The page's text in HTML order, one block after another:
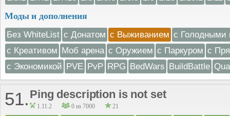
Моды и дополнения
Без WhiteList с Донатом с Выживанием с Голодными
с Креативом Моб арена с Оружием с Паркуром с
с Экономикой PVE PvP RPG BedWars BuildBattle
51. Ping description is not set
1.11.2 0 из 7000 21